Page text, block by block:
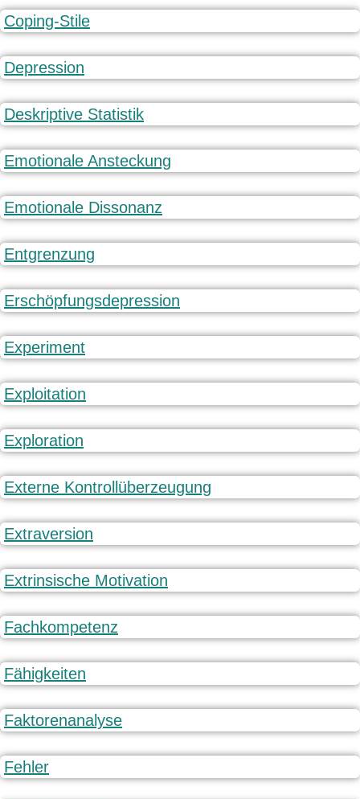
Coping-Stile
Depression
Deskriptive Statistik
Emotionale Ansteckung
Emotionale Dissonanz
Entgrenzung
Erschöpfungsdepression
Experiment
Exploitation
Exploration
Externe Kontrollüberzeugung
Extraversion
Extrinsische Motivation
Fachkompetenz
Fähigkeiten
Faktorenanalyse
Fehler